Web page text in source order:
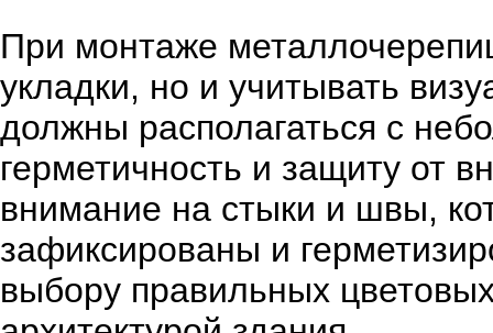
При монтаже
укладки, но и учитывать
должны располагаться с
герметичность и защиту от
внимание на стыки и швы,
зафиксированы и
выбору правильных